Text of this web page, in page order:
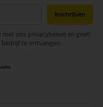
Inschrijven
ons privacybeleid en geeft
te ontvangen.